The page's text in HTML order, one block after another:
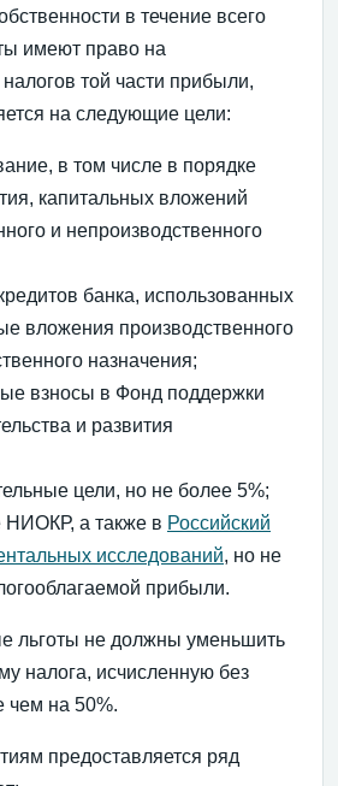
в течение всего
имеют право на
той части прибыли,
на следующие цели:
в том числе в порядке
капитальных вложений
и непроизводственного
банка, использованных
вложения производственного
назначения;
взносы в Фонд поддержки
и развития
цели, но не более 5%;
НИОКР, а также в Российский
исследований, но не
прибыли.
льготы не должны уменьшить
налога, исчисленную без
чем на 50%.
предоставляется ряд